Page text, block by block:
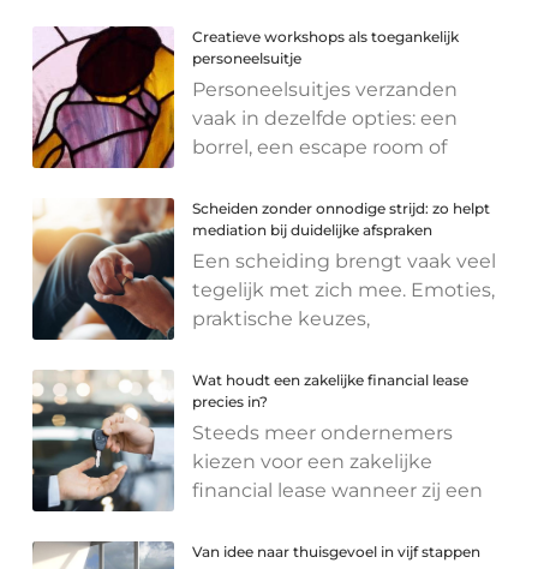
Creatieve workshops als toegankelijk
personeelsuitje
Personeelsuitjes verzanden
vaak in dezelfde opties: een
borrel, een escape room of
Scheiden zonder onnodige strijd: zo helpt
mediation bij duidelijke afspraken
Een scheiding brengt vaak veel
tegelijk met zich mee. Emoties,
praktische keuzes,
Wat houdt een zakelijke financial lease
precies in?
Steeds meer ondernemers
kiezen voor een zakelijke
financial lease wanneer zij een
Van idee naar thuisgevoel in vijf stappen